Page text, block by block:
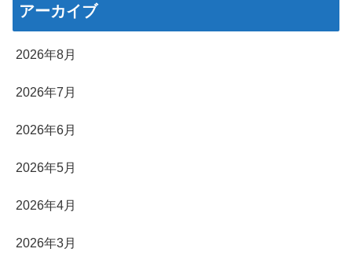
アーカイブ
2026年8月
2026年7月
2026年6月
2026年5月
2026年4月
2026年3月